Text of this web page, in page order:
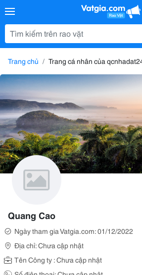
Trang chủ Trang cá nhân của
Quang Cao
Ngày tham gia Vatgia.com: 01/12/2022
Địa chỉ: Chưa cập nhật
Tên Công ty : Chưa cập nhật